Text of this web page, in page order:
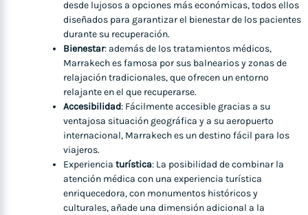
desde lujosos a opciones más económicas, todos ellos
diseñados para garantizar el bienestar de los pacientes
durante su recuperación.
Bienestar: además de los tratamientos médicos,
Marrakech es famosa por sus balnearios y zonas de
relajación tradicionales, que ofrecen un entorno
relajante en el que recuperarse.
Accesibilidad: Fácilmente accesible gracias a su
ventajosa situación geográfica y a su aeropuerto
internacional, Marrakech es un destino fácil para los
viajeros.
Experiencia turística: La posibilidad de combinar la
atención médica con una experiencia turística
enriquecedora, con monumentos históricos y
culturales, añade una dimensión adicional a la